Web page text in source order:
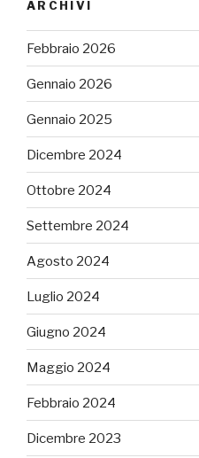
ARCHIVI
Febbraio 2026
Gennaio 2026
Gennaio 2025
Dicembre 2024
Ottobre 2024
Settembre 2024
Agosto 2024
Luglio 2024
Giugno 2024
Maggio 2024
Febbraio 2024
Dicembre 2023